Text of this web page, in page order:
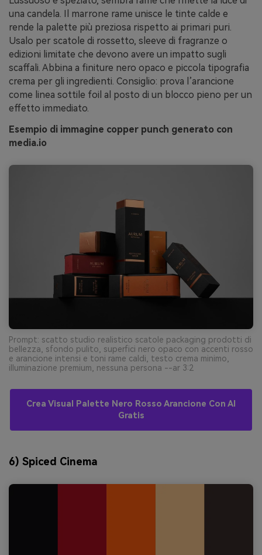
una candela. Il marrone rame unisce le tinte calde e
rende la palette più preziosa rispetto ai primari puri.
Usalo per scatole di rossetto, sleeve di fragranze o
edizioni limitate che devono avere un impatto sugli
scaffali. Abbina a finiture nero opaco e piccola tipografia
crema per gli ingredienti. Consiglio: prova l’arancione
come linea sottile foil al posto di un blocco pieno per un
effetto immediato.
Esempio di immagine copper punch generato con
media.io
Prompt: scatto studio realistico scatole packaging prodotti di
bellezza, sfondo pulito, superfici nero opaco con accenti rosso
e arancione intensi e toni rame caldi, testo crema minimo,
illuminazione premium, nessuna persona --ar 3:2
Crea Visual Palette Nero Rosso Arancione Con AI
Gratis
6) Spiced Cinema